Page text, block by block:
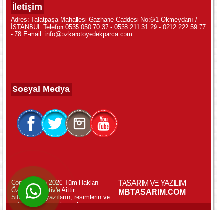
WhatsApp ile Online Destek!
İletişim
Adres: Talatpaşa Mahallesi Gazhane Caddesi No:6/1 Okmeydanı /
İSTANBUL Telefon:0535 050 70 37 - 0538 211 31 29 - 0212 222 59 77
- 78 E-mail: info@ozkarotoyedekparca.com
Sosyal Medya
Copyright (c) 2020 Tüm Hakları
Özkar Otomotiv'e Aittir.
Sitemizdeki yazıların, resimlerin ve
videoların izinsiz kopyalanması
TASARIM VE YAZILIM
MBTASARIM.COM